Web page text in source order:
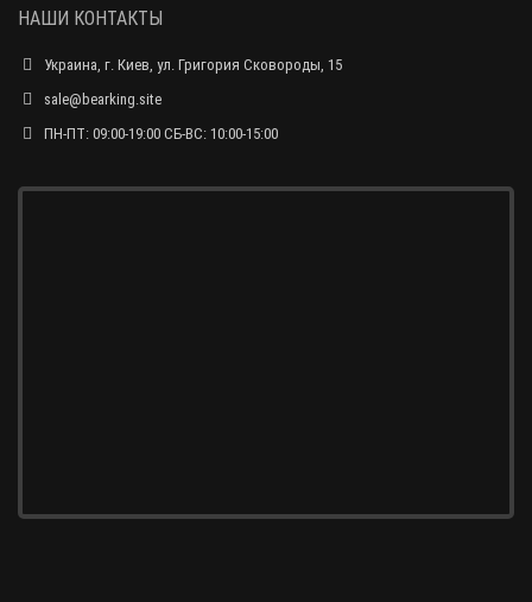
НАШИ КОНТАКТЫ
Украина, г. Киев, ул. Григория Сковороды, 15
sale@bearking.site
ПН-ПТ: 09:00-19:00 СБ-ВС: 10:00-15:00